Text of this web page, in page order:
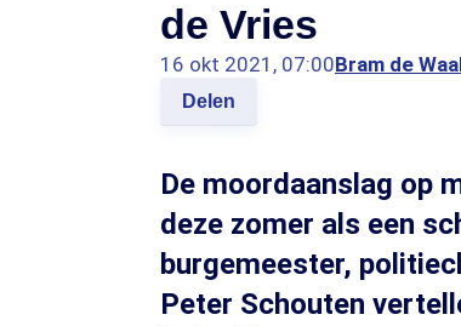
de Vries
16 okt 2021, 07:00Bram de
Delen
De moordaanslag op
deze zomer als een
burgemeester,
Peter Schouten